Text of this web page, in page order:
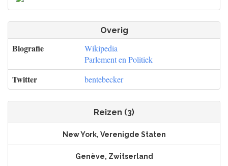
Overig
Biografie
Wikipedia
Parlement en Politiek
Twitter bentebecker
Reizen (3)
New York, Verenigde Staten
Genève, Zwitserland